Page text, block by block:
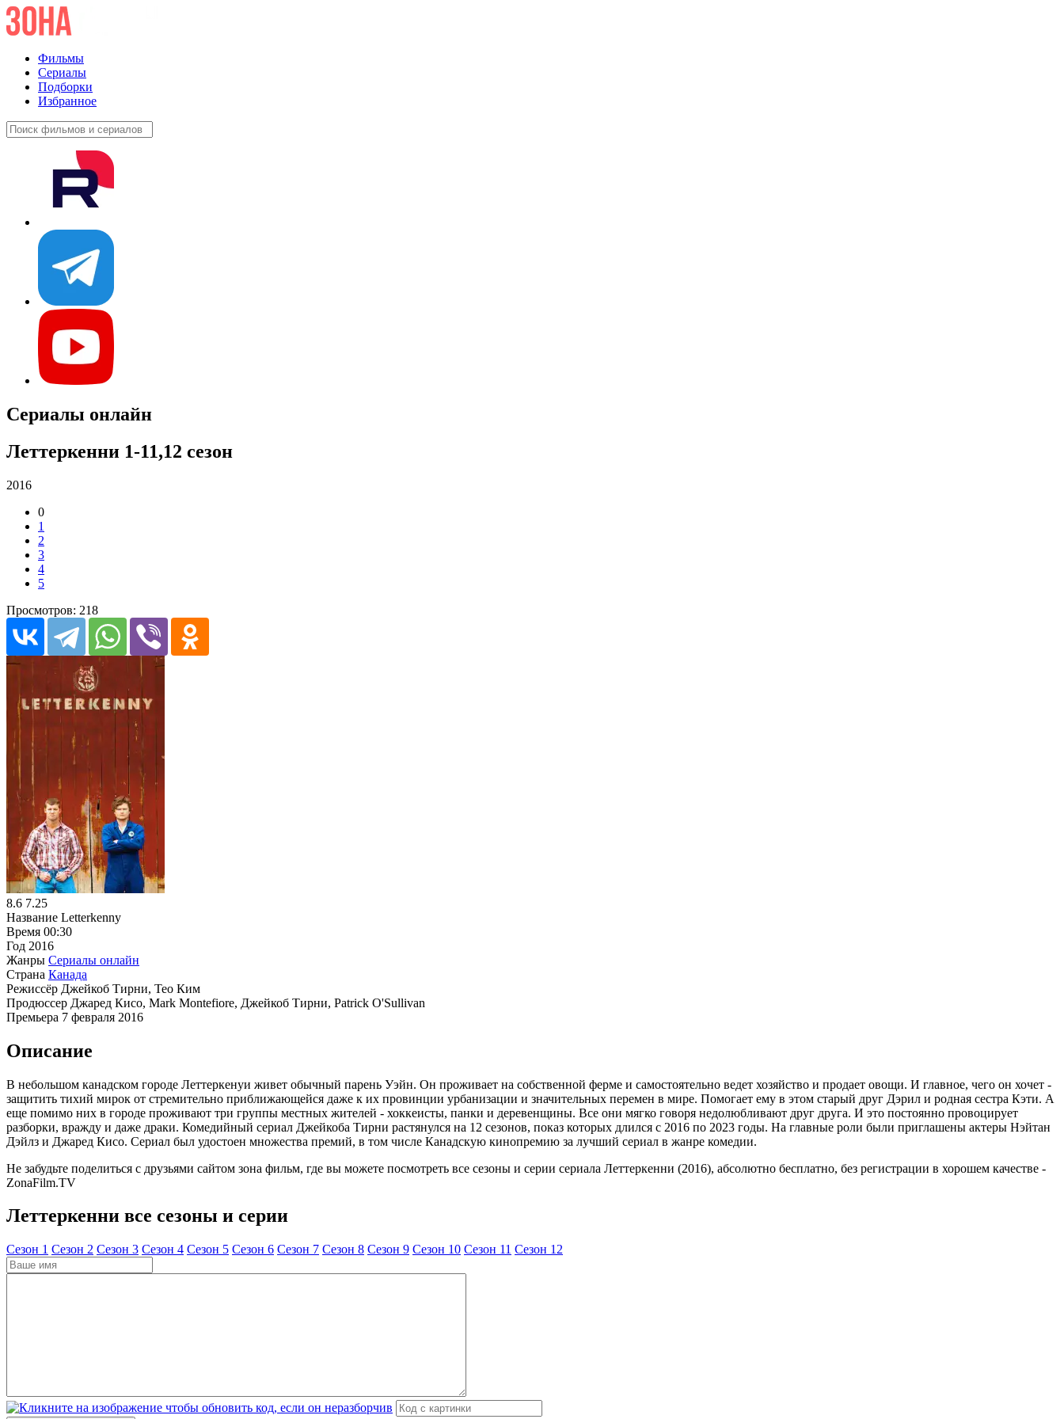
Фильмы
Сериалы
Подборки
Избранное
Сериалы онлайн
Леттеркенни 1-11,12 сезон
2016
0
1
2
3
4
5
Просмотров: 218
8.6 7.25
Название Letterkenny
Время 00:30
Год 2016
Жанры Сериалы онлайн
Страна Канада
Режиссёр Джейкоб Тирни, Тео Ким
Продюссер Джаред Кисо, Mark Montefiore, Джейкоб Тирни, Patrick O'Sullivan
Премьера 7 февраля 2016
Описание
В небольшом канадском городе Леттеркенyи живет обычный парень Уэйн. Он проживает на собственной ферме и самостоятельно ведет хозяйство и продает овощи. И главное, чего он хочет -
защитить тихий мирок от стремительно приближающейся даже к их провинции урбанизации и значительных перемен в мире. Помогает ему в этом старый друг Дэрил и родная сестра Кэти. А
еще помимо них в городе проживают три группы местных жителей - хоккеисты, панки и деревенщины. Все они мягко говоря недолюбливают друг друга. И это постоянно провоцирует
разборки, вражду и даже драки. Комедийный сериал Джейкоба Тирни растянулся на 12 сезонов, показ которых длился с 2016 по 2023 годы. На главные роли были приглашены актеры Нэйтан
Дэйлз и Джаред Кисо. Сериал был удостоен множества премий, в том числе Канадскую кинопремию за лучший сериал в жанре комедии.
Не забудьте поделиться с друзьями сайтом зона фильм, где вы можете посмотреть все сезоны и серии сериала Леттеркенни (2016), абсолютно бесплатно, без регистрации в хорошем качестве -
ZonaFilm.TV
Леттеркенни все сезоны и серии
Cезон 1 Cезон 2 Cезон 3 Cезон 4 Cезон 5 Cезон 6 Cезон 7 Cезон 8 Cезон 9 Cезон 10 Cезон 11 Cезон 12